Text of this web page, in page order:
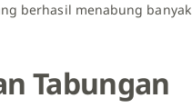
berhasil menabung banyak
Tabungan